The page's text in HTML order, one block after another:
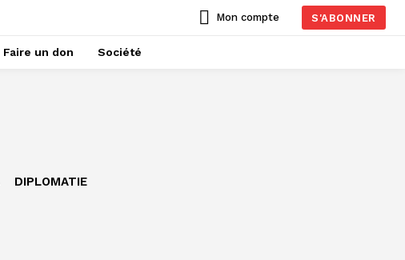
Mon compte S'ABONNER
Faire un don Société
DIPLOMATIE